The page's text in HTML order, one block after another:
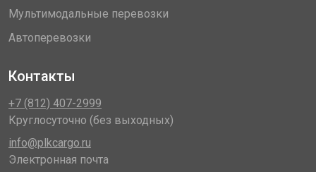
Мультимодальные перевозки
Автоперевозки
Контакты
+7 (812) 407-2999
Круглосуточно (без выходных)
info@plkcargo.ru
Электронная почта